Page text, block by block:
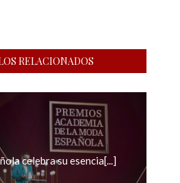
RELACIONADOS
celebra su esencia[...]